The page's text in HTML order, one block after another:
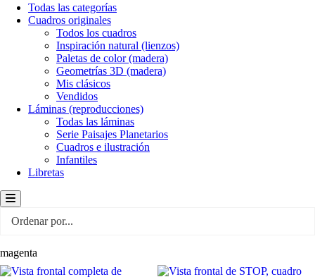
Todas las categorías
Cuadros originales
Todos los cuadros
Inspiración natural (lienzos)
Paletas de color (madera)
Geometrías 3D (madera)
Mis clásicos
Vendidos
Láminas (reproducciones)
Todas las láminas
Serie Paisajes Planetarios
Cuadros e ilustración
Infantiles
Libretas
Menú conmutador hamburguesa
magenta